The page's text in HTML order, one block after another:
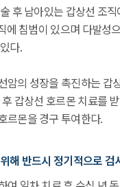
후 남아있는 갑상선 조
침범이 있으며 다발성
다.
암의 성장을 촉진하는
갑상선 호르몬 치료를
르몬을 경구 투여한다.
해 반드시 정기적으로 검